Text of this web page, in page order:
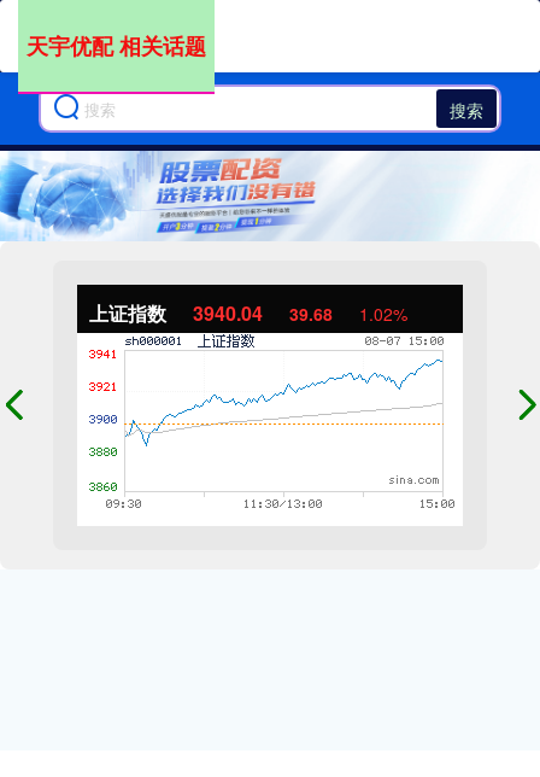
搜索
上证指数 3940.04 39.68 1.02%
天宇优配 相关话题